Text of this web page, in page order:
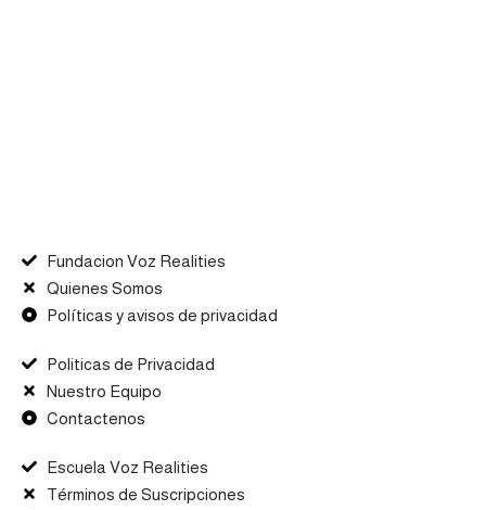
Fundacion Voz Realities
Quienes Somos
Políticas y avisos de privacidad
Politicas de Privacidad
Nuestro Equipo
Contactenos
Escuela Voz Realities
Términos de Suscripciones